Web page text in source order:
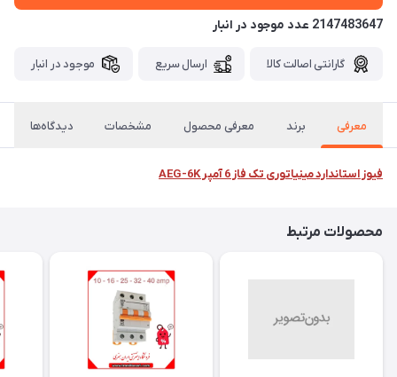
2147483647 عدد موجود در انبار
گارانتی اصالت کالا ارسال سریع موجود در انبار
معرفی برند معرفی محصول مشخصات دیدگاه‌ها
فیوز استاندارد مینیاتوری تک فاز 6 آمپر AEG-6K
محصولات مرتبط